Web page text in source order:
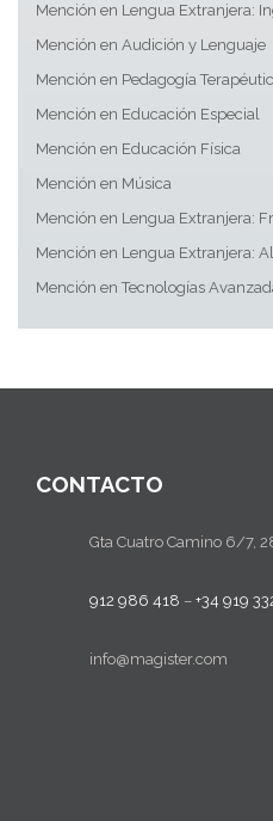
Mención en Lengua Extranjera:
Mención en Audición y Lenguaje
Mención en Pedagogía
Mención en Educación Especial
Mención en Educación Física
Mención en Música
Mención en Lengua Extranjera:
Mención en Lengua Extranjera:
Mención en Tecnologías
CONTACTO
Gta Cuatro Camino 6/7,
912 986 418 – +34 919
info@magister.com